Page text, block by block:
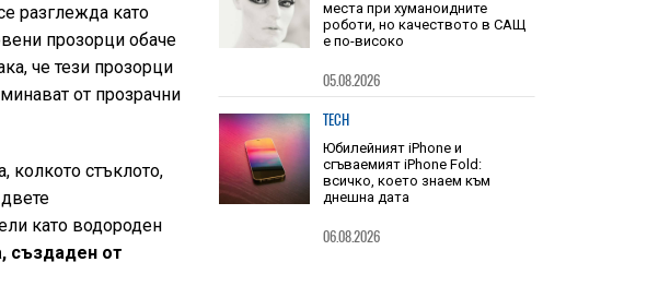
разглежда като
прозорци обаче
че тези прозорци
от прозрачни
колкото стъклото,
като водороден
създаден от
HIEND
роботи, но качеството в САЩ
е по-високо
05.08.2026
TECH
Юбилейният iPhone и
всичко, което знаем към